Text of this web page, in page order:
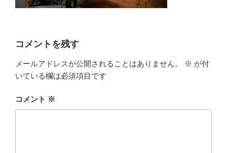
コメントを残す
メールアドレスが公開されることはありません。 ※ が付
いている欄は必須項目です
コメント ※